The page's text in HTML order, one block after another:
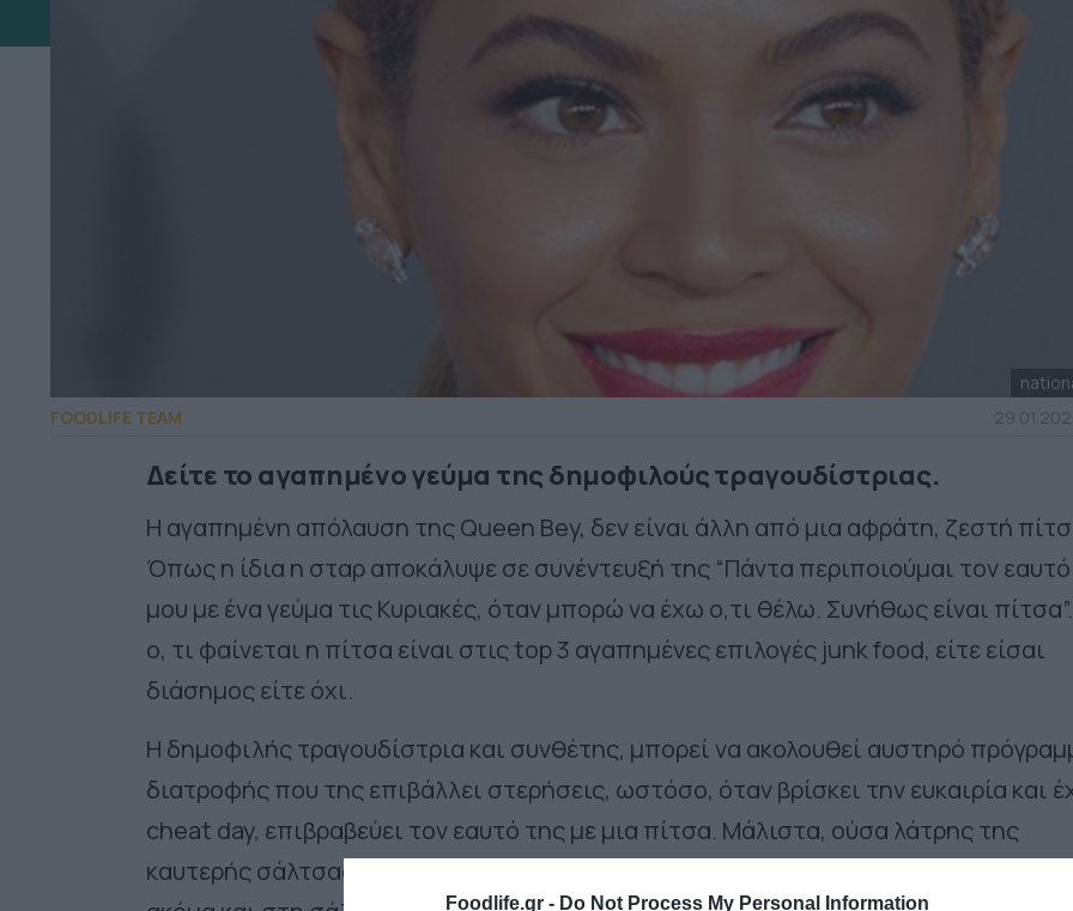
Foodlife.gr - Do Not Process My Personal Information
FOODLIFE TEAM
Δείτε το αγαπημένο γεύμα της δημοφιλούς τραγουδίστριας.
Η αγαπημένη απόλαυση της Queen Bey, δεν είναι άλλη από μια αφράτη, ζεστή
Όπως η ίδια η σταρ αποκάλυψε σε συνέντευξή της “Πάντα περιποιούμαι τον εαυτό
μου με ένα γεύμα τις Κυριακές, όταν μπορώ να έχω ο,τι θέλω. Συνήθως είναι
ο, τι φαίνεται η πίτσα είναι στις top 3 αγαπημένες επιλογές junk food, είτε είσαι
διάσημος είτε όχι.
Η δημοφιλής τραγουδίστρια και συνθέτης, μπορεί να ακολουθεί αυστηρό
διατροφής που της επιβάλλει στερήσεις, ωστόσο, όταν βρίσκει την ευκαιρία και
cheat day, επιβραβεύει τον εαυτό της με μια πίτσα. Μάλιστα, ούσα λάτρης της
καυτερής σάλτσας, προσπαθεί να τη συνδυάζει με κάθε γεύμα της και να την